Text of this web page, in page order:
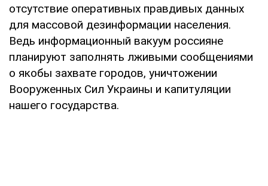
отсутствие оперативных правдивых данных
для массовой дезинформации населения.
Ведь информационный вакуум россияне
планируют заполнять лживыми сообщениями
о якобы захвате городов, уничтожении
Вооруженных Сил Украины и капитуляции
нашего государства.